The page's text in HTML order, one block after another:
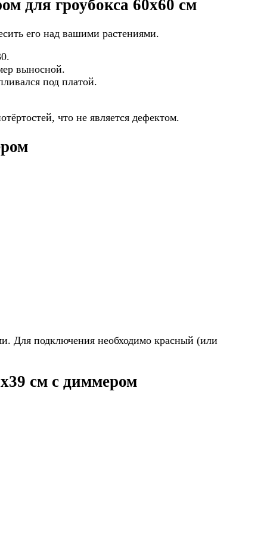
для гроубокса 60х60 см
его над вашими растениями.
выносной.
под платой.
что не является дефектом.
Для подключения необходимо красный (или
см с диммером